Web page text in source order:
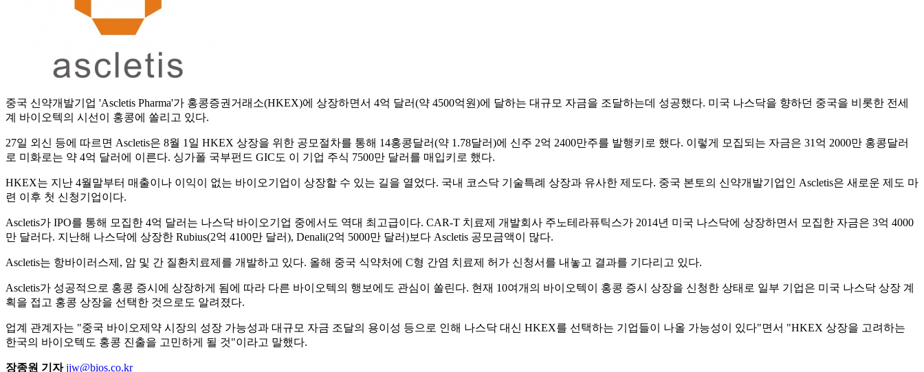
중국 신약개발기업 'Ascletis Pharma'가 홍콩증권거래소(HKEX)에 상장하면서 4억 달러(약 4500억원)에 달하는 대규모 자금을 조달하는데 성공했다. 미국 나스닥을 향하던 중국을 비롯한 전세
계 바이오텍의 시선이 홍콩에 쏠리고 있다.
27일 외신 등에 따르면 Ascletis은 8월 1일 HKEX 상장을 위한 공모절차를 통해 14홍콩달러(약 1.78달러)에 신주 2억 2400만주를 발행키로 했다. 이렇게 모집되는 자금은 31억 2000만 홍콩달러
로 미화로는 약 4억 달러에 이른다. 싱가폴 국부펀드 GIC도 이 기업 주식 7500만 달러를 매입키로 했다.
HKEX는 지난 4월말부터 매출이나 이익이 없는 바이오기업이 상장할 수 있는 길을 열었다. 국내 코스닥 기술특례 상장과 유사한 제도다. 중국 본토의 신약개발기업인 Ascletis은 새로운 제도 마
련 이후 첫 신청기업이다.
Ascletis가 IPO를 통해 모집한 4억 달러는 나스닥 바이오기업 중에서도 역대 최고급이다. CAR-T 치료제 개발회사 주노테라퓨틱스가 2014년 미국 나스닥에 상장하면서 모집한 자금은 3억 4000
만 달러다. 지난해 나스닥에 상장한 Rubius(2억 4100만 달러), Denali(2억 5000만 달러)보다 Ascletis 공모금액이 많다.
Ascletis는 항바이러스제, 암 및 간 질환치료제를 개발하고 있다. 올해 중국 식약처에 C형 간염 치료제 허가 신청서를 내놓고 결과를 기다리고 있다.
Ascletis가 성공적으로 홍콩 증시에 상장하게 됨에 따라 다른 바이오텍의 행보에도 관심이 쏠린다. 현재 10여개의 바이오텍이 홍콩 증시 상장을 신청한 상태로 일부 기업은 미국 나스닥 상장 계
획을 접고 홍콩 상장을 선택한 것으로도 알려졌다.
업계 관계자는 "중국 바이오제약 시장의 성장 가능성과 대규모 자금 조달의 용이성 등으로 인해 나스닥 대신 HKEX를 선택하는 기업들이 나올 가능성이 있다"면서 "HKEX 상장을 고려하는
한국의 바이오텍도 홍콩 진출을 고민하게 될 것"이라고 말했다.
장종원 기자 jjw@bios.co.kr